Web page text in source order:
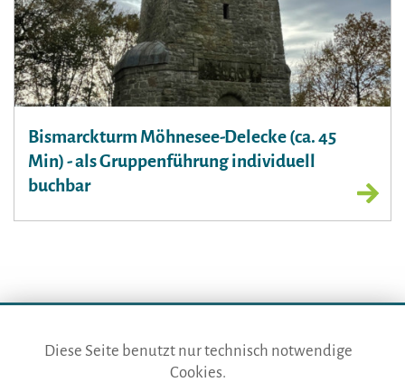
Bismarckturm Möhnesee-Delecke (ca. 45
Min) - als Gruppenführung individuell
buchbar
Diese Seite benutzt nur technisch notwendige
Cookies.